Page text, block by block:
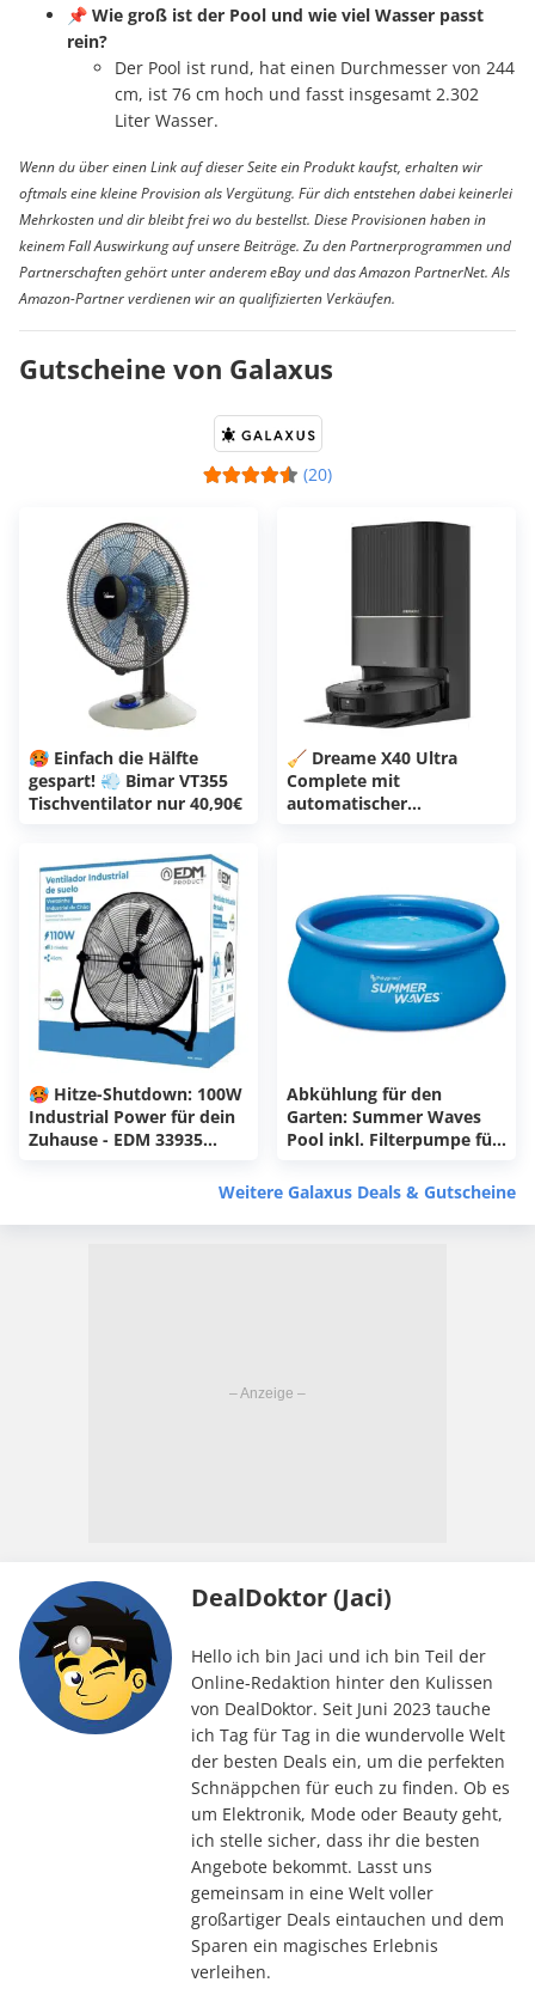
📌 Wie groß ist der Pool und wie viel Wasser passt
rein?
Der Pool ist rund, hat einen Durchmesser von 244
cm, ist 76 cm hoch und fasst insgesamt 2.302
Liter Wasser.
Wenn du über einen Link auf dieser Seite ein Produkt kaufst, erhalten wir
oftmals eine kleine Provision als Vergütung. Für dich entstehen dabei keinerlei
Mehrkosten und dir bleibt frei wo du bestellst. Diese Provisionen haben in
keinem Fall Auswirkung auf unsere Beiträge. Zu den Partnerprogrammen und
Partnerschaften gehört unter anderem eBay und das Amazon PartnerNet. Als
Amazon-Partner verdienen wir an qualifizierten Verkäufen.
Gutscheine von Galaxus
(20)
🥵 Einfach die Hälfte
gespart! 💨 Bimar VT355
Tischventilator nur 40,90€
🧹 Dreame X40 Ultra
Complete mit
automatischer
🥵 Hitze-Shutdown: 100W
Industrial Power für dein
Zuhause - EDM 33935
Abkühlung für den
Garten: Summer Waves
Pool inkl. Filterpumpe für
Weitere Galaxus Deals & Gutscheine
DealDoktor (Jaci)
Hello ich bin Jaci und ich bin Teil der
Online-Redaktion hinter den Kulissen
von DealDoktor. Seit Juni 2023 tauche
ich Tag für Tag in die wundervolle Welt
der besten Deals ein, um die perfekten
Schnäppchen für euch zu finden. Ob es
um Elektronik, Mode oder Beauty geht,
ich stelle sicher, dass ihr die besten
Angebote bekommt. Lasst uns
gemeinsam in eine Welt voller
großartiger Deals eintauchen und dem
Sparen ein magisches Erlebnis
verleihen.